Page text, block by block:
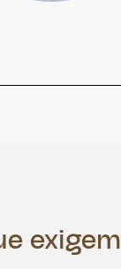
exigem